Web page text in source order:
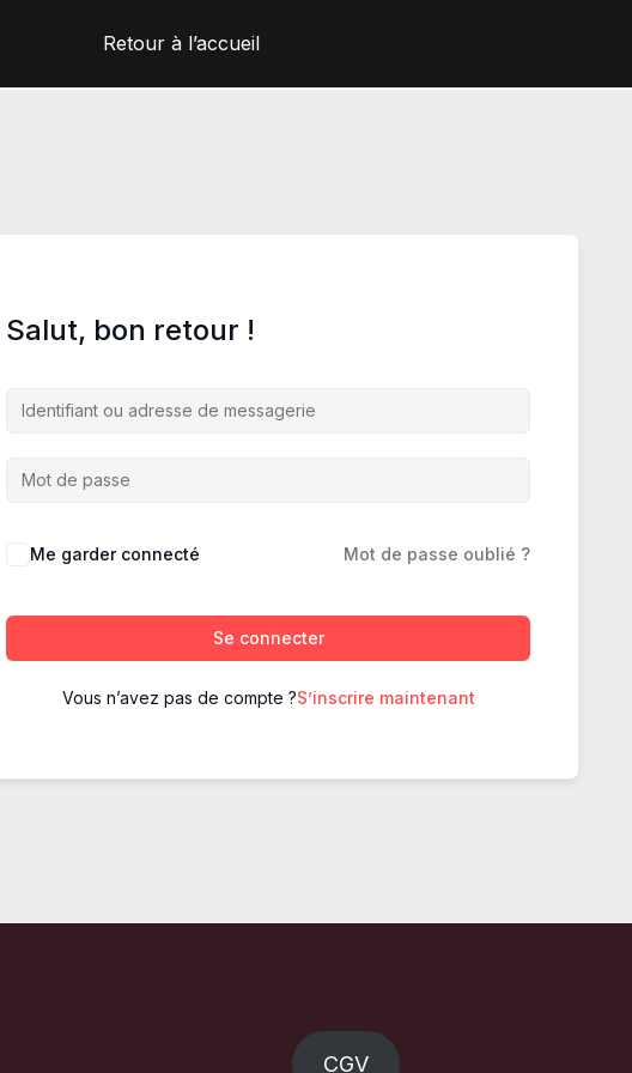
Retour à l’accueil
Salut, bon retour !
Me garder connecté Mot de passe oublié ?
Se connecter
Vous n’avez pas de compte ?S’inscrire maintenant
CGV